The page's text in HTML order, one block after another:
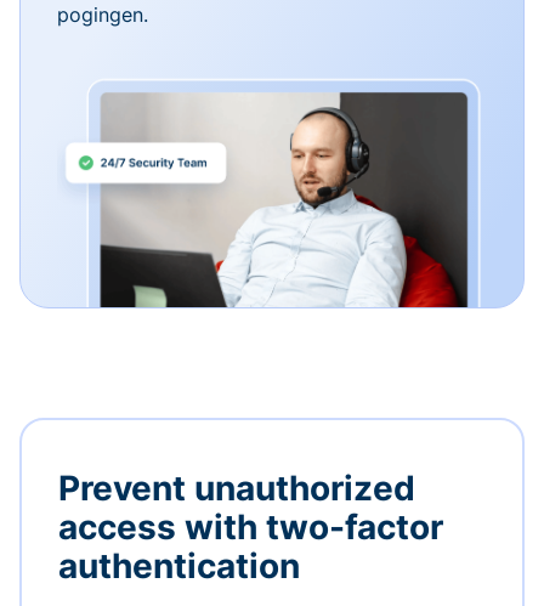
pogingen.
Prevent unauthorized
access with two-factor
authentication